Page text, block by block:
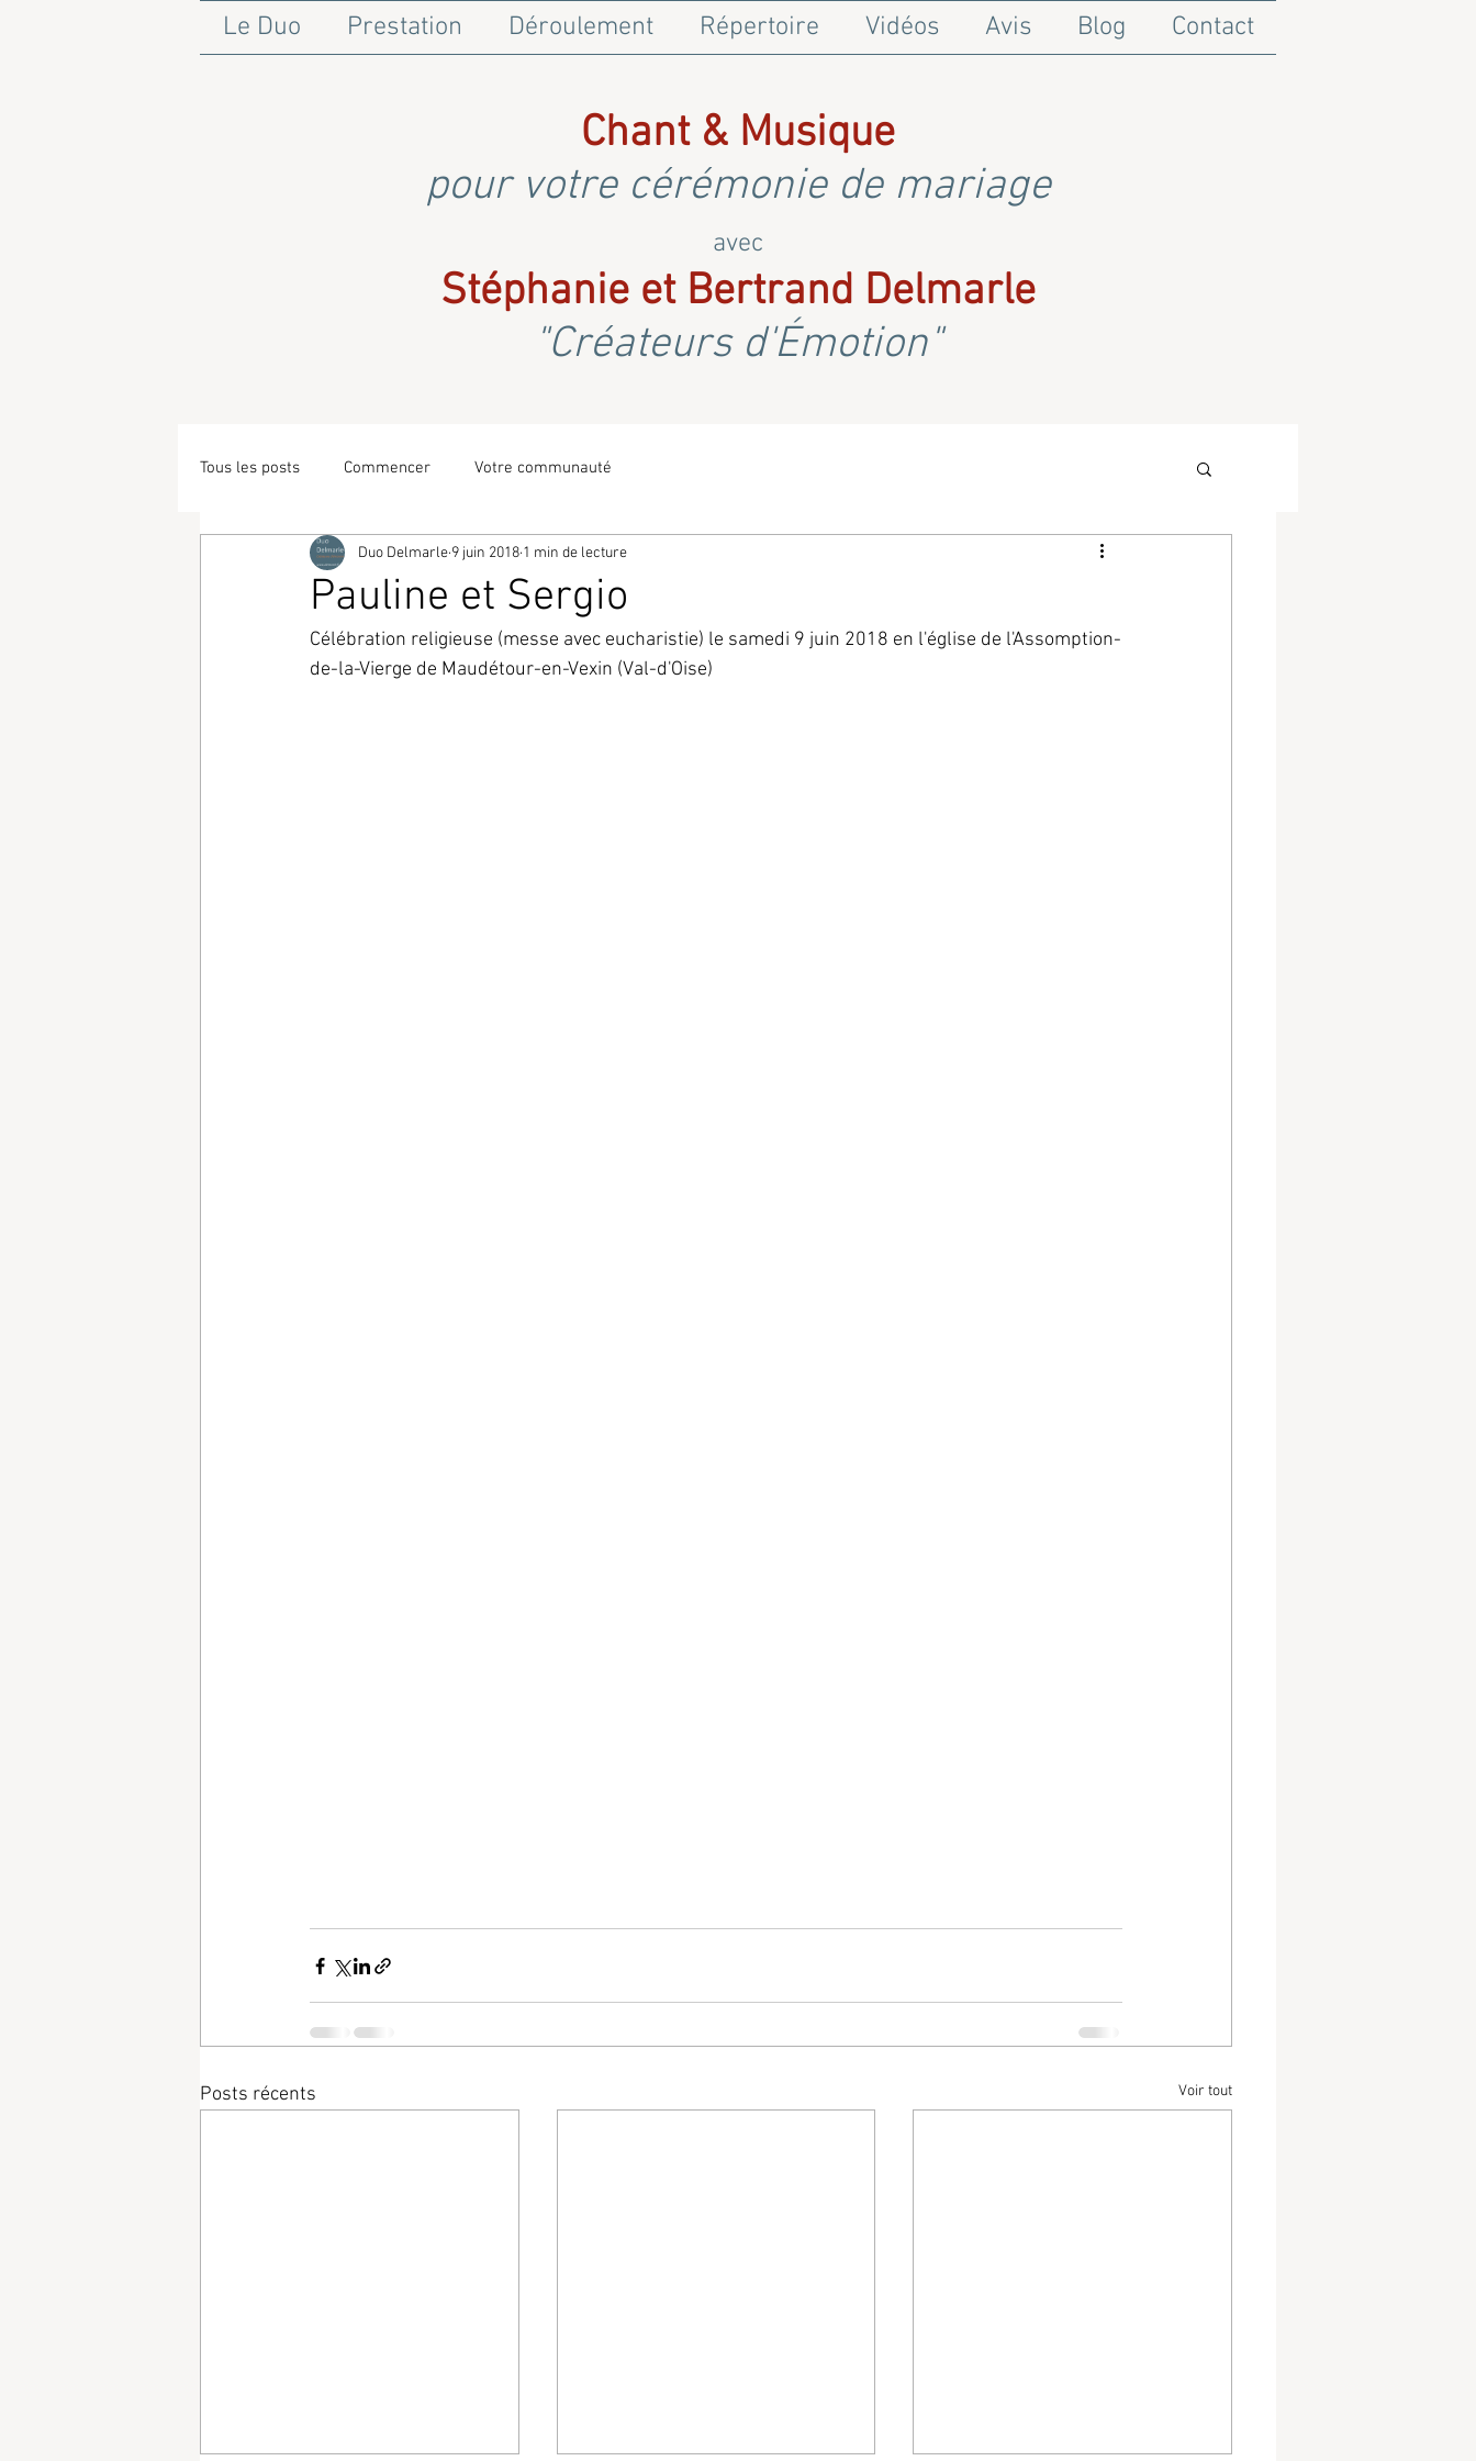
Le Duo Prestation Déroulement Répertoire Vidéos Avis Blog Contact
Chant & Musique
pour votre cérémonie de mariage
avec
Stéphanie et Bertrand Delmarle
"Créateurs d'Émotion"
Tous les posts Commencer Votre communauté
Pauline et Sergio
Duo Delmarle 9 juin 2018 1 min de lecture
Célébration religieuse (messe avec eucharistie) le samedi 9 juin 2018 en l'église de l'Assomption-
de-la-Vierge de Maudétour-en-Vexin (Val-d'Oise)
Posts récents Voir tout